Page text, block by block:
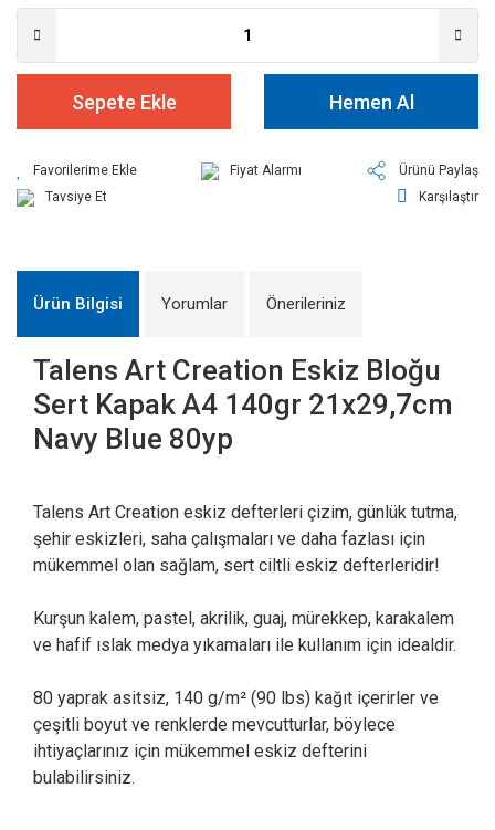
Sepete Ekle Hemen Al
Fiyat Alarmı
Ürünü Paylaş
Tavsiye Et
Karşılaştır
Ürün Bilgisi Yorumlar Önerileriniz
Talens Art Creation Eskiz Bloğu
Sert Kapak A4 140gr 21x29,7cm
Navy Blue 80yp
Talens Art Creation eskiz defterleri çizim, günlük tutma,
şehir eskizleri, saha çalışmaları ve daha fazlası için
mükemmel olan sağlam, sert ciltli eskiz defterleridir!
Kurşun kalem, pastel, akrilik, guaj, mürekkep, karakalem
ve hafif ıslak medya yıkamaları ile kullanım için idealdir.
80 yaprak asitsiz, 140 g/m² (90 lbs) kağıt içerirler ve
çeşitli boyut ve renklerde mevcutturlar, böylece
ihtiyaçlarınız için mükemmel eskiz defterini
bulabilirsiniz.